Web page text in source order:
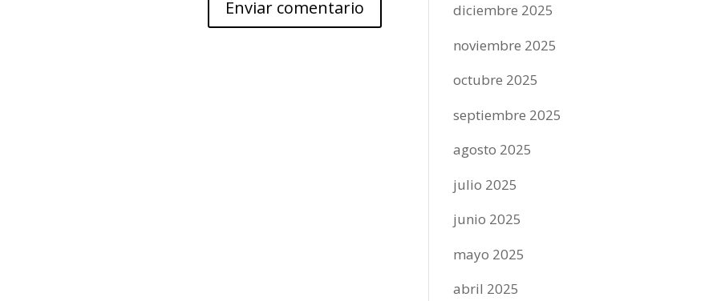
diciembre 2025
noviembre 2025
octubre 2025
septiembre 2025
agosto 2025
julio 2025
junio 2025
mayo 2025
abril 2025